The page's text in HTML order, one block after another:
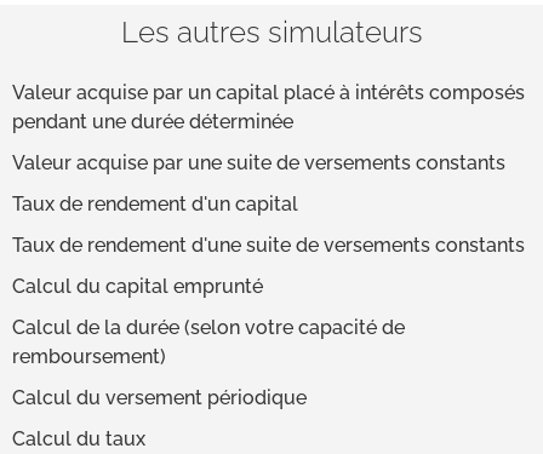
Les autres simulateurs
Valeur acquise par un capital placé à intérêts composés
pendant une durée déterminée
Valeur acquise par une suite de versements constants
Taux de rendement d'un capital
Taux de rendement d'une suite de versements constants
Calcul du capital emprunté
Calcul de la durée (selon votre capacité de
remboursement)
Calcul du versement périodique
Calcul du taux